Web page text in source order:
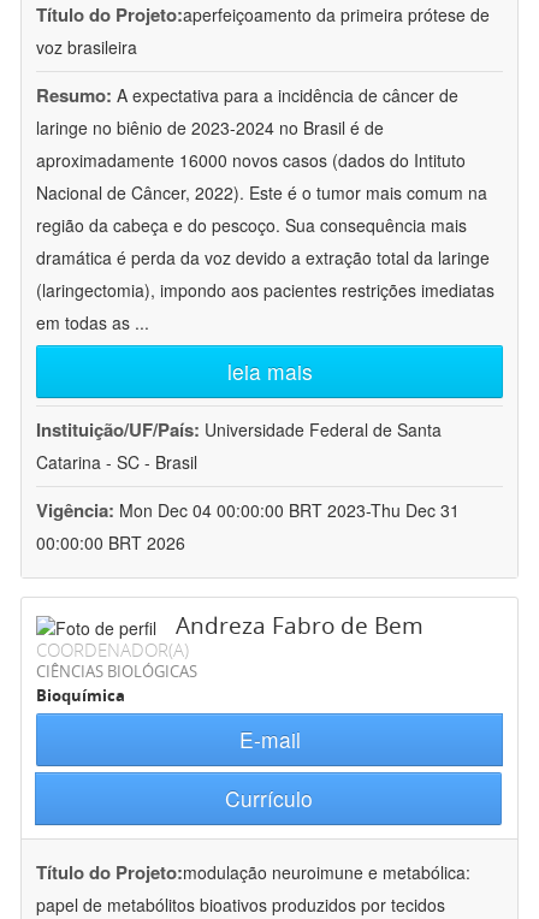
Título do Projeto:aperfeiçoamento da primeira prótese de
voz brasileira
Resumo: A expectativa para a incidência de câncer de
laringe no biênio de 2023-2024 no Brasil é de
aproximadamente 16000 novos casos (dados do Intituto
Nacional de Câncer, 2022). Este é o tumor mais comum na
região da cabeça e do pescoço. Sua consequência mais
dramática é perda da voz devido a extração total da laringe
(laringectomia), impondo aos pacientes restrições imediatas
em todas as ...
leia mais
Instituição/UF/País: Universidade Federal de Santa
Catarina - SC - Brasil
Vigência: Mon Dec 04 00:00:00 BRT 2023-Thu Dec 31
00:00:00 BRT 2026
Andreza Fabro de Bem
COORDENADOR(A)
CIÊNCIAS BIOLÓGICAS
Bioquímica
E-mail
Currículo
Título do Projeto:modulação neuroimune e metabólica:
papel de metabólitos bioativos produzidos por tecidos